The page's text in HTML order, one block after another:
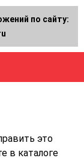
это
в каталоге
по сайту: